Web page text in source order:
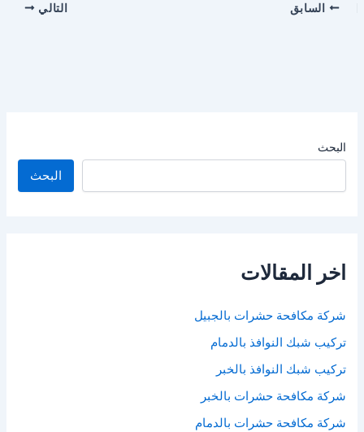
السابق التالي
البحث
البحث
اخر المقالات
شركة مكافحة حشرات بالجبيل
تركيب شبك النوافذ بالدمام
تركيب شبك النوافذ بالخبر
شركة مكافحة حشرات بالخبر
شركة مكافحة حشرات بالدمام